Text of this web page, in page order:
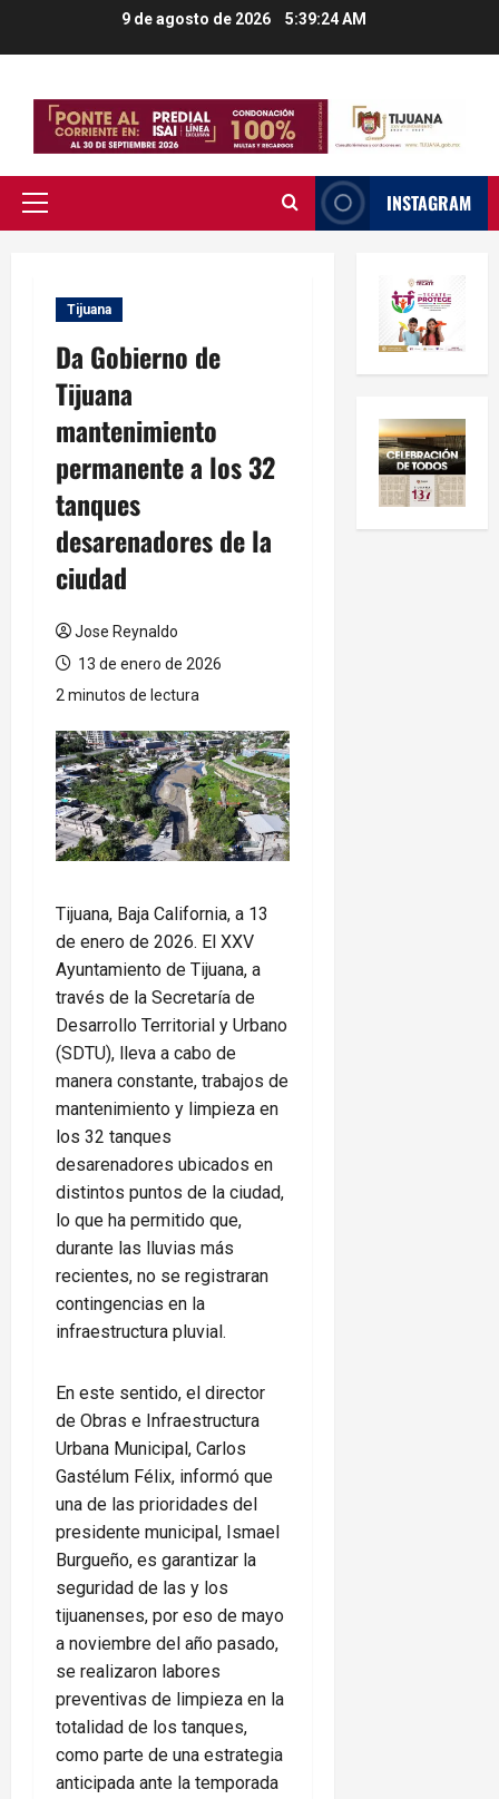
9 de agosto de 2026 5:39:25 AM
Menú
INSTAGRAM
Tijuana
Da Gobierno de
Tijuana
mantenimiento
permanente a los 32
tanques
desarenadores de la
ciudad
Jose Reynaldo
13 de enero de 2026
2 minutos de lectura
Tijuana, Baja California, a 13
de enero de 2026. El XXV
Ayuntamiento de Tijuana, a
través de la Secretaría de
Desarrollo Territorial y Urbano
(SDTU), lleva a cabo de
manera constante, trabajos de
mantenimiento y limpieza en
los 32 tanques
desarenadores ubicados en
distintos puntos de la ciudad,
lo que ha permitido que,
durante las lluvias más
recientes, no se registraran
contingencias en la
infraestructura pluvial.
En este sentido, el director
de Obras e Infraestructura
Urbana Municipal, Carlos
Gastélum Félix, informó que
una de las prioridades del
presidente municipal, Ismael
Burgueño, es garantizar la
seguridad de las y los
tijuanenses, por eso de mayo
a noviembre del año pasado,
se realizaron labores
preventivas de limpieza en la
totalidad de los tanques,
como parte de una estrategia
anticipada ante la temporada